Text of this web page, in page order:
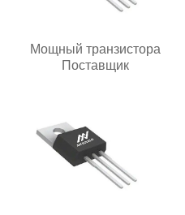
Мощный транзистора
Поставщик